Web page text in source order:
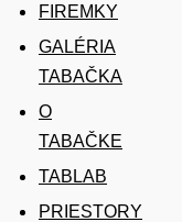
FIREMKY
GALÉRIA
TABAČKA
O
TABAČKE
TABLAB
PRIESTORY